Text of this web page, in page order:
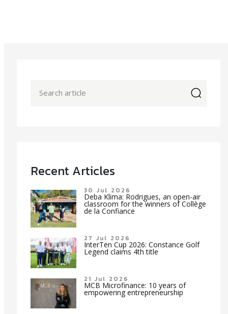
Recent Articles
30 Jul 2026
Deba Klima: Rodrigues, an open-air
classroom for the winners of Collège
de la Confiance
27 Jul 2026
InterTen Cup 2026: Constance Golf
Legend claims 4th title
21 Jul 2026
MCB Microfinance: 10 years of
empowering entrepreneurship